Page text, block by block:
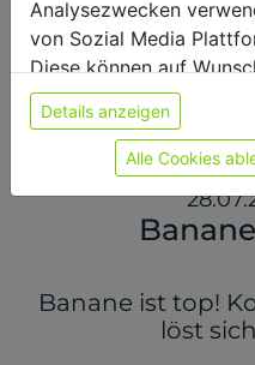
wunderbar!
Banane ist top!
löst
Analysezwecken
von Sozial Media
Diese können auf
sie unsere Webseite
Einwilligung zu unseren
Weitere Informationen
Datenschutzerklärung
Details anzeigen
Alle Cookies